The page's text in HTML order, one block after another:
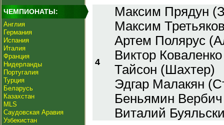
ЧЕМПИОНАТЫ:
Англия
Германия
Испания
Италия
Франция
Нидерланды
Португалия
Турция
Беларусь
Казахстан
MLS
Саудовская Аравия
Узбекистан
4
Максим Прядун
Максим
Артем Полярус
Виктор
Тайсон (Шахтер)
Эдгар Малакян
Беньямин
Виталий